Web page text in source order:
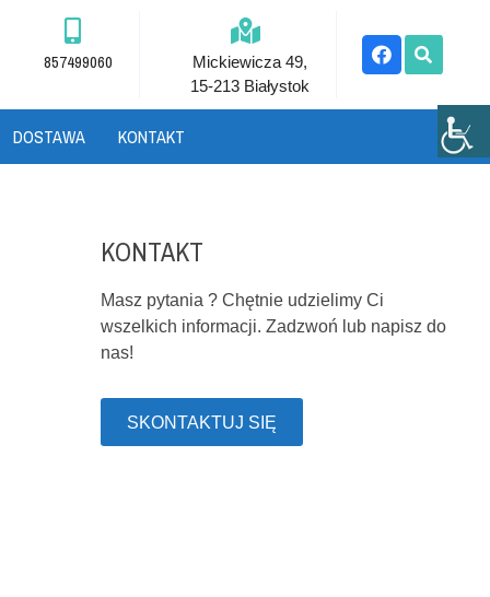
857499060
Mickiewicza 49,
15-213 Białystok
DOSTAWA KONTAKT
KONTAKT
Masz pytania ? Chętnie udzielimy Ci
wszelkich informacji. Zadzwoń lub napisz do
nas!
SKONTAKTUJ SIĘ